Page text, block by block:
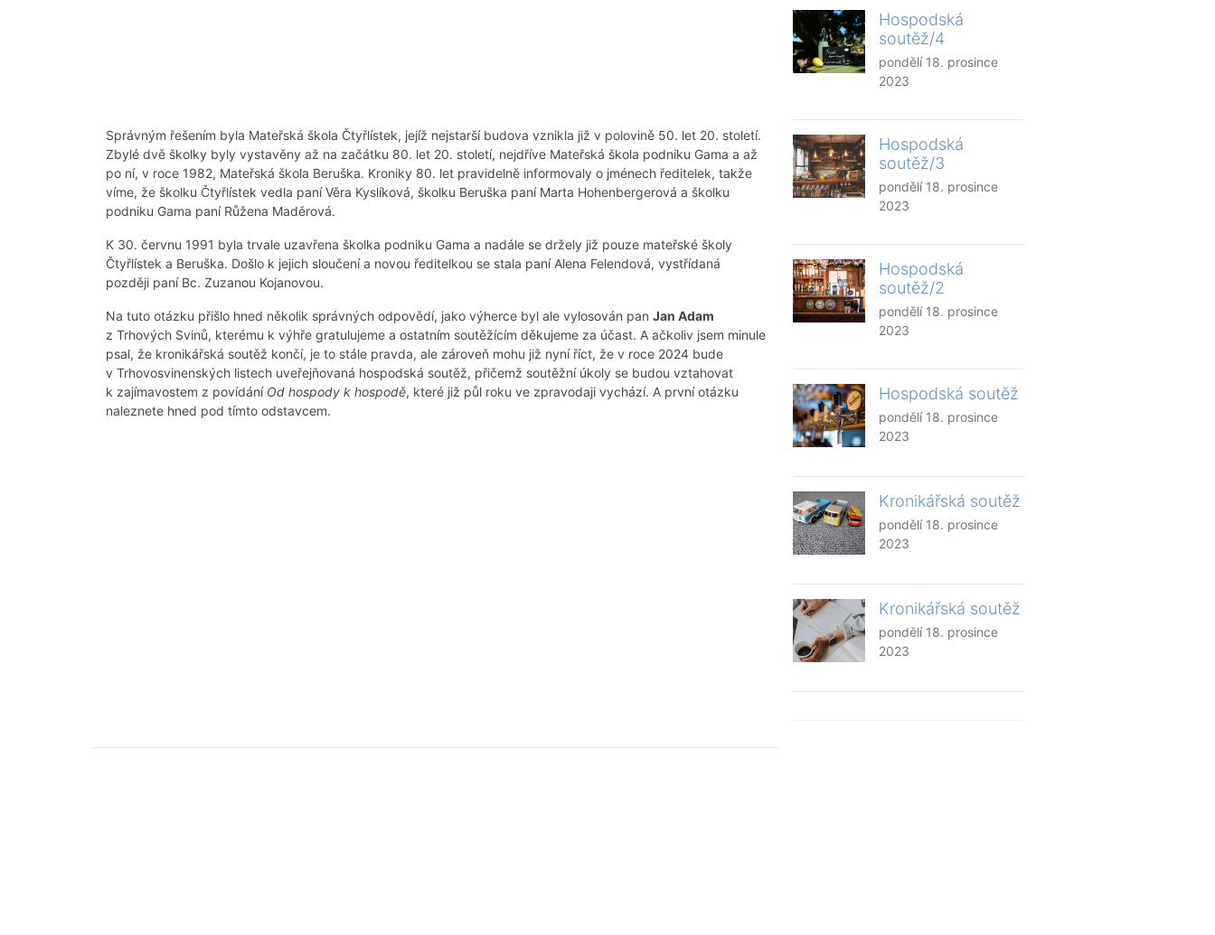
Správným řešením byla Mateřská škola Čtyřlístek, jejíž nejstarší budova vznikla již v polovině 50. let 20. století.
Zbylé dvě školky byly vystavěny až na začátku 80. let 20. století, nejdříve Mateřská škola podniku Gama a až
po ní, v roce 1982, Mateřská škola Beruška. Kroniky 80. let pravidelně informovaly o jménech ředitelek, takže
víme, že školku Čtyřlístek vedla paní Věra Kyslíková, školku Beruška paní Marta Hohenbergerová a školku
podniku Gama paní Růžena Maděrová.
K 30. červnu 1991 byla trvale uzavřena školka podniku Gama a nadále se držely již pouze mateřské školy
Čtyřlístek a Beruška. Došlo k jejich sloučení a novou ředitelkou se stala paní Alena Felendová, vystřídaná
později paní Bc. Zuzanou Kojanovou.
Na tuto otázku přišlo hned několik správných odpovědí, jako výherce byl ale vylosován pan Jan Adam
z Trhových Svinů, kterému k výhře gratulujeme a ostatním soutěžícím děkujeme za účast. A ačkoliv jsem minule
psal, že kronikářská soutěž končí, je to stále pravda, ale zároveň mohu již nyní říct, že v roce 2024 bude
v Trhovosvinenských listech uveřejňovaná hospodská soutěž, přičemž soutěžní úkoly se budou vztahovat
k zajímavostem z povídání Od hospody k hospodě, které již půl roku ve zpravodaji vychází. A první otázku
naleznete hned pod tímto odstavcem.
Hospodská
soutěž/4
pondělí 18. prosince
2023
Hospodská
soutěž/3
pondělí 18. prosince
2023
Hospodská
soutěž/2
pondělí 18. prosince
2023
Hospodská soutěž
pondělí 18. prosince
2023
Kronikářská soutěž
pondělí 18. prosince
2023
Kronikářská soutěž
pondělí 18. prosince
2023